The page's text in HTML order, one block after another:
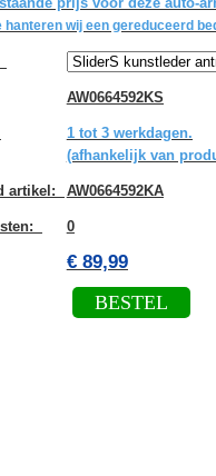
hanteren wij een gereduceerd
AW0664592KS
1 tot 3 werkdagen.
(afhankelijk van
artikel : AW0664592KA
: 0
€ 89,99
BESTEL